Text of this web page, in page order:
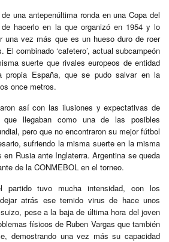
una antepenúltima ronda en una Copa del
hacerlo en la que organizó en 1954 y lo
una vez más que es un hueso duro de roer
El combinado ‘cafetero’, actual subcampeón
suerte que rivales europeos de entidad
propia España, que se pudo salvar en la
once metros.
así con las ilusiones y expectativas de
llegaban como una de las posibles
pero que no encontraron su mejor fútbol
sufriendo la misma suerte en la misma
en Rusia ante Inglaterra. Argentina se queda
de la CONMEBOL en el torneo.
partido tuvo mucha intensidad, con los
atrás ese temido virus de hace unos
pese a la baja de última hora del joven
físicos de Ruben Vargas que también
demostrando una vez más su capacidad